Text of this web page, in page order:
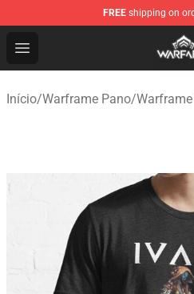
FREE shipping on
Open menu
Warframe Shop - Official
Início/Warframe Pano/